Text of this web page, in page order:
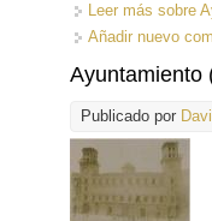
Leer más sobre
Añadir nuevo
Ayuntamiento
Publicado por